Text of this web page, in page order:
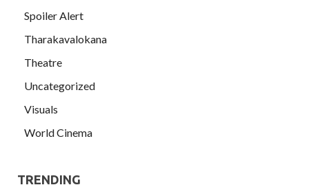
Spoiler Alert
Tharakavalokana
Theatre
Uncategorized
Visuals
World Cinema
TRENDING